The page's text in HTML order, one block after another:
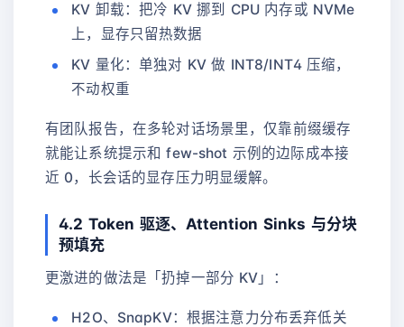
KV 卸载：把冷 KV 挪到 CPU 内存或 NVMe
上，显存只留热数据
KV 量化：单独对 KV 做 INT8/INT4 压缩，
不动权重
有团队报告，在多轮对话场景里，仅靠前缀缓存
就能让系统提示和 few-shot 示例的边际成本接
近 0，长会话的显存压力明显缓解。
4.2 Token 驱逐、Attention Sinks 与分块
预填充
更激进的做法是「扔掉一部分 KV」：
H2O、SnapKV：根据注意力分布丢弃低关